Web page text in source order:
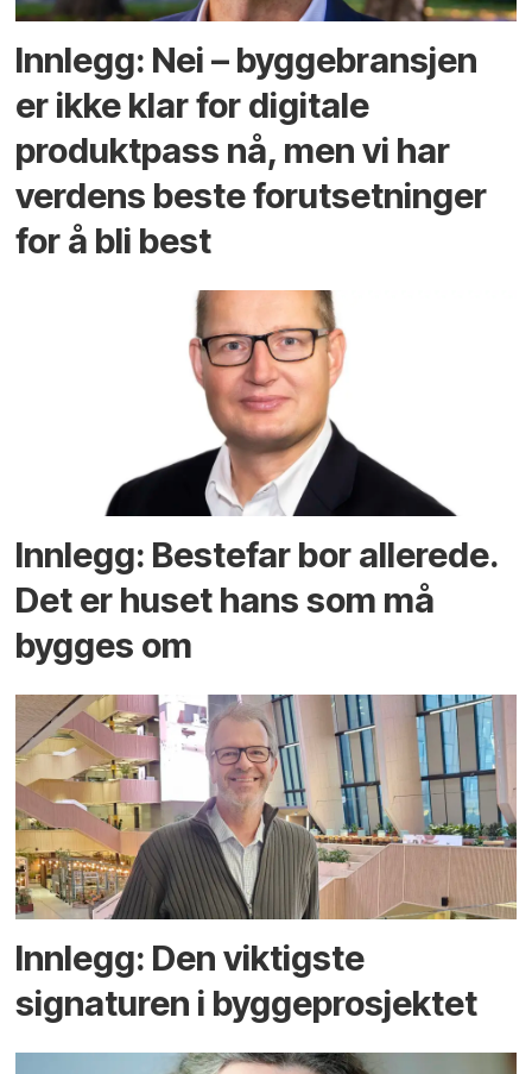
Innlegg: Nei – byggebransjen
er ikke klar for digitale
produktpass nå, men vi har
verdens beste forutsetninger
for å bli best
Innlegg: Bestefar bor allerede.
Det er huset hans som må
bygges om
Innlegg: Den viktigste
signaturen i bygge­­prosjektet